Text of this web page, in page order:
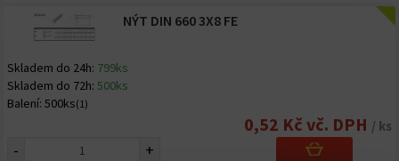
NÝT DIN 660 3X8 FE
Skladem do 24h: 799ks
Skladem do 72h: 500ks
Balení: 500ks(1)
0,52 Kč vč. DPH / ks
- +